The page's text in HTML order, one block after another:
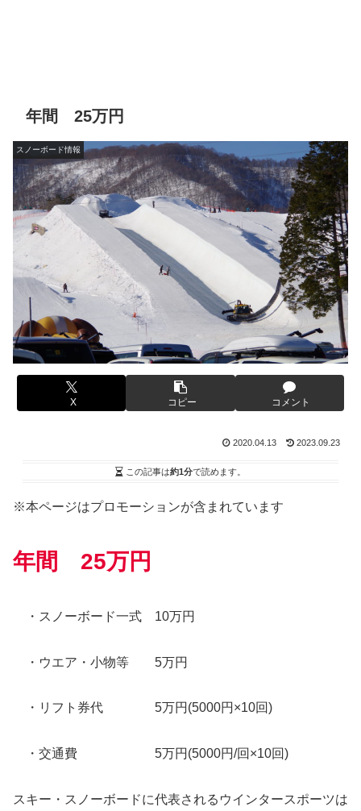
年間 25万円
スノーボード情報
X コピー コメント
2020.04.13 2023.09.23
この記事は約1分で読めます。
※本ページはプロモーションが含まれています
年間 25万円
・スノーボード一式 10万円
・ウエア・小物等 5万円
・リフト券代 5万円(5000円×10回)
・交通費 5万円(5000円/回×10回)
スキー・スノーボードに代表されるウインタースポーツは